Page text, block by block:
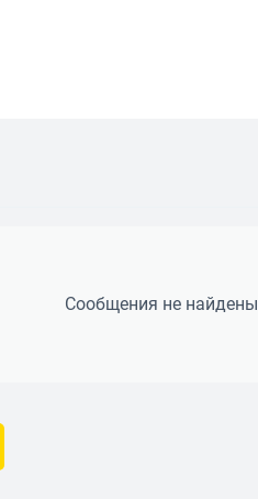
Сообщения не найдены